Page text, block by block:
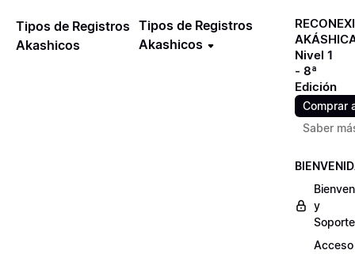
Tipos de Registros
Akashicos
Tipos de Registros
Akashicos
Nivel 1
- 8ª
Edición
Comprar
Saber
y
Soporte
Acceso